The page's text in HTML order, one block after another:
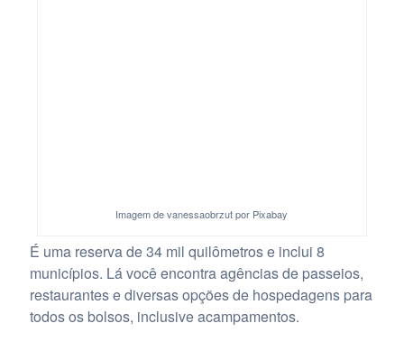
Imagem de vanessaobrzut por Pixabay
É uma reserva de 34 mil quilômetros e inclui 8
municípios. Lá você encontra agências de passeios,
restaurantes e diversas opções de hospedagens para
todos os bolsos, inclusive acampamentos.